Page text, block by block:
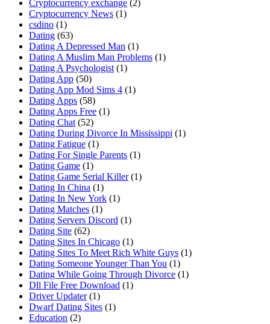
Cryptocurrency exchange (2)
Cryptocurrency News (1)
csdino (1)
Dating (63)
Dating A Depressed Man (1)
Dating A Muslim Man Problems (1)
Dating A Psychologist (1)
Dating App (50)
Dating App Mod Sims 4 (1)
Dating Apps (58)
Dating Apps Free (1)
Dating Chat (52)
Dating During Divorce In Mississippi (1)
Dating Fatigue (1)
Dating For Single Parents (1)
Dating Game (1)
Dating Game Serial Killer (1)
Dating In China (1)
Dating In New York (1)
Dating Matches (1)
Dating Servers Discord (1)
Dating Site (62)
Dating Sites In Chicago (1)
Dating Sites To Meet Rich White Guys (1)
Dating Someone Younger Than You (1)
Dating While Going Through Divorce (1)
Dll File Free Download (1)
Driver Updater (1)
Dwarf Dating Sites (1)
Education (2)